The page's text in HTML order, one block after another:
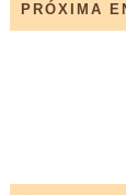
PRÓXIMA